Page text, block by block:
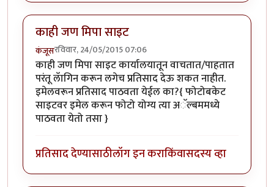
काही जण मिपा साइट
कंजूसरविवार, 24/05/2015 07:06
काही जण मिपा साइट कार्यालयातून वाचतात/पाहतात
परंतू लॅागिन करून लगेच प्रतिसाद देऊ शकत नाहीत.
इमेलवरून प्रतिसाद पाठवता येईल का?{ फोटोबकेट
साइटवर इमेल करून फोटो योग्य त्या अॅल्बममध्ये
पाठवता येतो तसा }
प्रतिसाद देण्यासाठीलॉग इन कराकिंवासदस्य व्हा